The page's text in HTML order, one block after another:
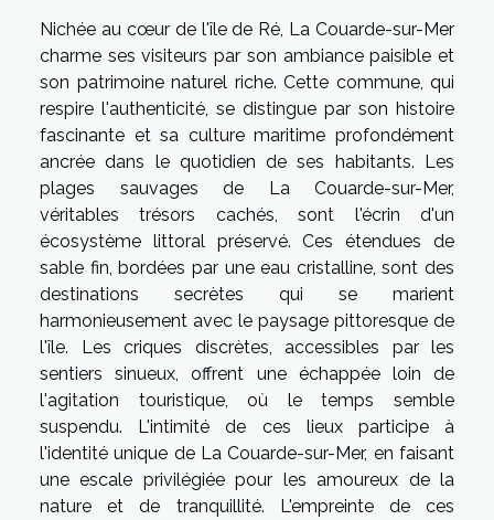
Nichée au cœur de l'île de Ré, La Couarde-sur-Mer
charme ses visiteurs par son ambiance paisible et
son patrimoine naturel riche. Cette commune, qui
respire l'authenticité, se distingue par son histoire
fascinante et sa culture maritime profondément
ancrée dans le quotidien de ses habitants. Les
plages sauvages de La Couarde-sur-Mer,
véritables trésors cachés, sont l'écrin d'un
écosystème littoral préservé. Ces étendues de
sable fin, bordées par une eau cristalline, sont des
destinations secrètes qui se marient
harmonieusement avec le paysage pittoresque de
l'île. Les criques discrètes, accessibles par les
sentiers sinueux, offrent une échappée loin de
l'agitation touristique, où le temps semble
suspendu. L'intimité de ces lieux participe à
l'identité unique de La Couarde-sur-Mer, en faisant
une escale privilégiée pour les amoureux de la
nature et de tranquillité. L'empreinte de ces